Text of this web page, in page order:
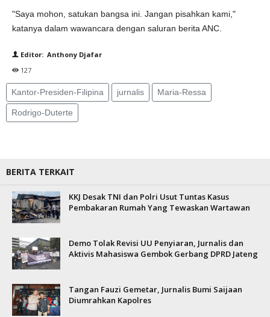
"Saya mohon, satukan bangsa ini. Jangan pisahkan kami,"
katanya dalam wawancara dengan saluran berita ANC.
Editor: Anthony Djafar
127
Kantor-Presiden-Filipina jurnalis Maria-Ressa
Rodrigo-Duterte
BERITA TERKAIT
KKJ Desak TNI dan Polri Usut Tuntas Kasus
Pembakaran Rumah Yang Tewaskan Wartawan
Demo Tolak Revisi UU Penyiaran, Jurnalis dan
Aktivis Mahasiswa Gembok Gerbang DPRD Jateng
Tangan Fauzi Gemetar, Jurnalis Bumi Saijaan
Diumrahkan Kapolres